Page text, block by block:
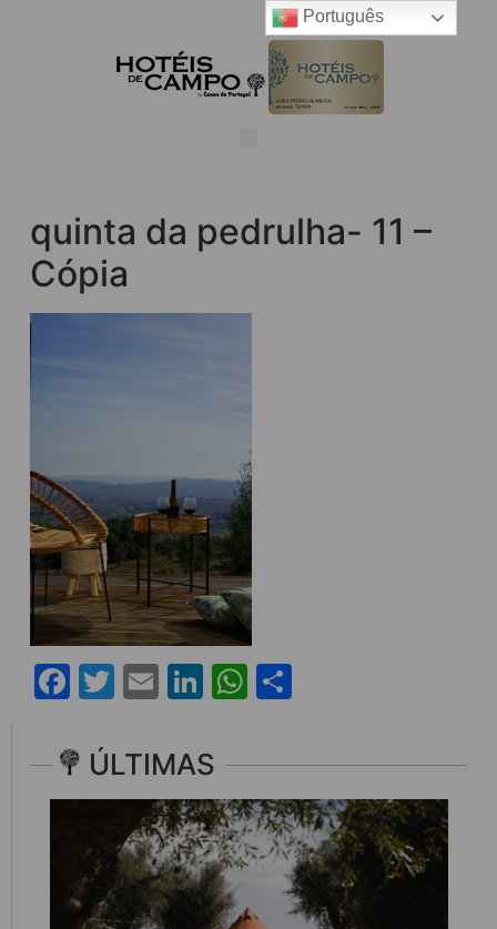
quinta da pedrulha- 11 –
Cópia
Facebook
Twitter
EmailLinkedIn
WhatsApp
ÚLTIMAS
Português